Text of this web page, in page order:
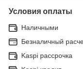
Условия оплаты
Наличными
Безналичный
Kaspi рассрочка